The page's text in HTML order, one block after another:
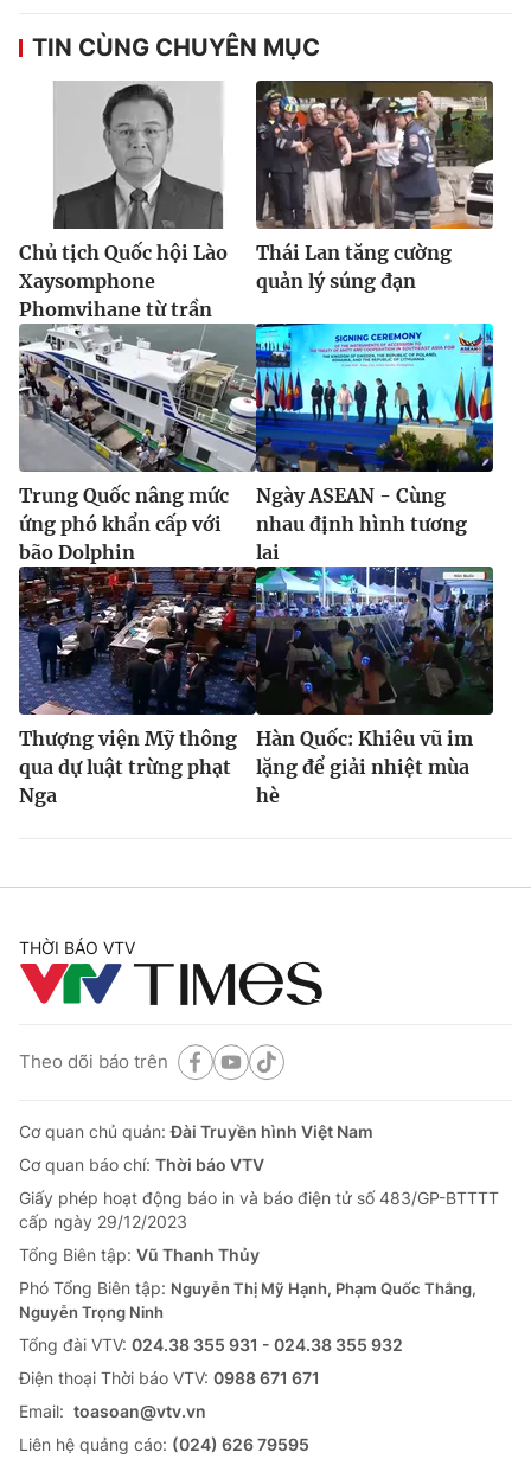
TIN CÙNG CHUYÊN MỤC
Chủ tịch Quốc hội Lào
Xaysomphone
Phomvihane từ trần
Thái Lan tăng cường
quản lý súng đạn
Trung Quốc nâng mức
ứng phó khẩn cấp với
bão Dolphin
Ngày ASEAN - Cùng
nhau định hình tương
lai
Thượng viện Mỹ thông
qua dự luật trừng phạt
Nga
Hàn Quốc: Khiêu vũ im
lặng để giải nhiệt mùa
hè
THỜI BÁO VTV
Theo dõi báo trên
Cơ quan chủ quản:Đài Truyền hình Việt Nam
Cơ quan báo chí: Thời báo VTV
Giấy phép hoạt động báo in và báo điện tử số 483/GP-BTTTT
cấp ngày 29/12/2023
Tổng Biên tập: Vũ Thanh Thủy
Phó Tổng Biên tập: Nguyễn Thị Mỹ Hạnh, Phạm Quốc Thắng,
Nguyễn Trọng Ninh
Tổng đài VTV: 024.38 355 931 - 024.38 355 932
Ðiện thoại Thời báo VTV: 0988 671 671
Email: toasoan@vtv.vn
Liên hệ quảng cáo: (024) 626 79595